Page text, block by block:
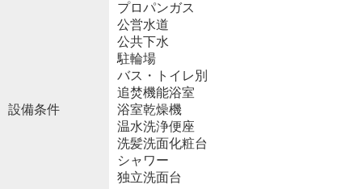
設備条件
プロパンガス
公営水道
公共下水
駐輪場
バス・トイレ別
追焚機能浴室
浴室乾燥機
温水洗浄便座
洗髪洗面化粧台
シャワー
独立洗面台